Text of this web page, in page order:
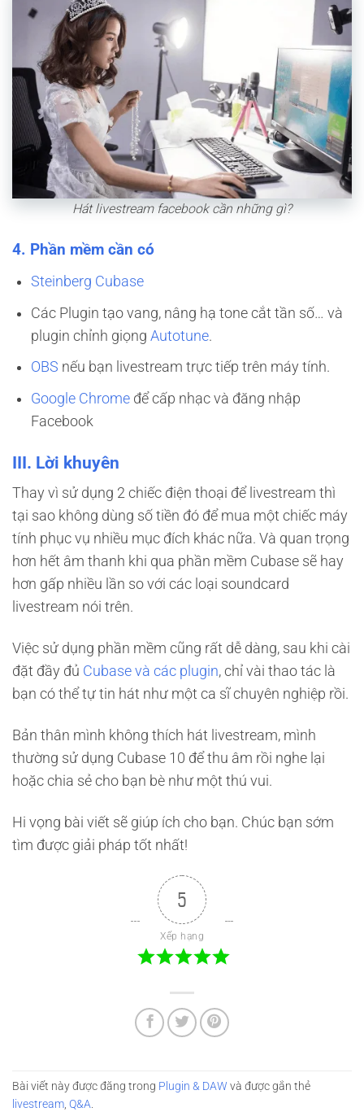
Hát livestream facebook cần những gì?
4. Phần mềm cần có
Steinberg Cubase
Các Plugin tạo vang, nâng hạ tone cắt tần số… và
plugin chỉnh giọng Autotune.
OBS nếu bạn livestream trực tiếp trên máy tính.
Google Chromeđể cấp nhạc và đăng nhập
Facebook
III. Lời khuyên
Thay vì sử dụng 2 chiếc điện thoại để livestream thì
tại sao không dùng số tiền đó để mua một chiếc máy
tính phục vụ nhiều mục đích khác nữa. Và quan trọng
hơn hết âm thanh khi qua phần mềm Cubase sẽ hay
hơn gấp nhiều lần so với các loại soundcard
livestream nói trên.
Việc sử dụng phần mềm cũng rất dễ dàng, sau khi cài
đặt đầy đủ Cubase và các plugin, chỉ vài thao tác là
bạn có thể tự tin hát như một ca sĩ chuyên nghiệp rồi.
Bản thân mình không thích hát livestream, mình
thường sử dụng Cubase 10 để thu âm rồi nghe lại
hoặc chia sẻ cho bạn bè như một thú vui.
Hi vọng bài viết sẽ giúp ích cho bạn. Chúc bạn sớm
tìm được giải pháp tốt nhất!
5
Xếp hạng
Bài viết này được đăng trong Plugin & DAW và được gắn thẻ
livestream, Q&A.